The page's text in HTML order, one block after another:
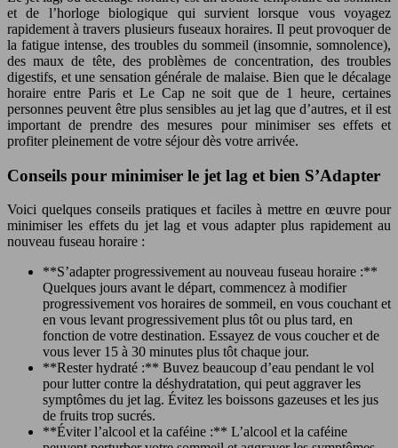
et de l’horloge biologique qui survient lorsque vous voyagez
rapidement à travers plusieurs fuseaux horaires. Il peut provoquer de
la fatigue intense, des troubles du sommeil (insomnie, somnolence),
des maux de tête, des problèmes de concentration, des troubles
digestifs, et une sensation générale de malaise. Bien que le décalage
horaire entre Paris et Le Cap ne soit que de 1 heure, certaines
personnes peuvent être plus sensibles au jet lag que d’autres, et il est
important de prendre des mesures pour minimiser ses effets et
profiter pleinement de votre séjour dès votre arrivée.
Conseils pour minimiser le jet lag et bien S’Adapter
Voici quelques conseils pratiques et faciles à mettre en œuvre pour
minimiser les effets du jet lag et vous adapter plus rapidement au
nouveau fuseau horaire :
**S’adapter progressivement au nouveau fuseau horaire :**
Quelques jours avant le départ, commencez à modifier
progressivement vos horaires de sommeil, en vous couchant et
en vous levant progressivement plus tôt ou plus tard, en
fonction de votre destination. Essayez de vous coucher et de
vous lever 15 à 30 minutes plus tôt chaque jour.
**Rester hydraté :** Buvez beaucoup d’eau pendant le vol
pour lutter contre la déshydratation, qui peut aggraver les
symptômes du jet lag. Évitez les boissons gazeuses et les jus
de fruits trop sucrés.
**Éviter l’alcool et la caféine :** L’alcool et la caféine